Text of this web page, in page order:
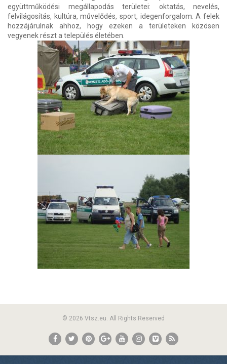
együttműködési megállapodás területei: oktatás, nevelés,
felvilágosítás, kultúra, művelődés, sport, idegenforgalom. A felek
hozzájárulnak ahhoz, hogy ezeken a területeken közösen
vegyenek részt a település életében.
© 2026 Vtsz.eu. All Rights Reserved